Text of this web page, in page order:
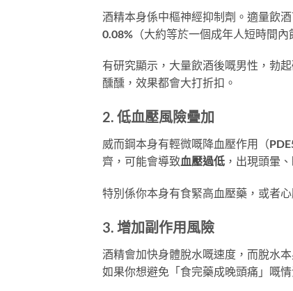
酒精本身係中樞神經抑制劑。適量飲
0.08%（大約等於一個成年人短時間
有研究顯示，大量飲酒後嘅男性，勃
醺醺，效果都會大打折扣。
2. 低血壓風險疊加
威而鋼本身有輕微嘅降血壓作用（
齊，可能會導致血壓過低 ，出現頭暈
特別係你本身有食緊高血壓藥，或者
3. 增加副作用風險
酒精會加快身體脫水嘅速度，而脫水
如果你想避免「食完藥成晚頭痛」嘅